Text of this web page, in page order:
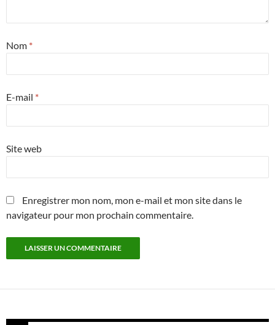
Nom *
E-mail *
Site web
Enregistrer mon nom, mon e-mail et mon site dans le
navigateur pour mon prochain commentaire.